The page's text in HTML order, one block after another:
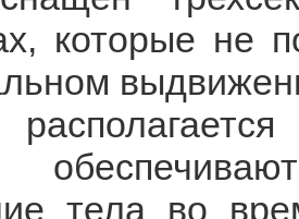
которые не
тела во